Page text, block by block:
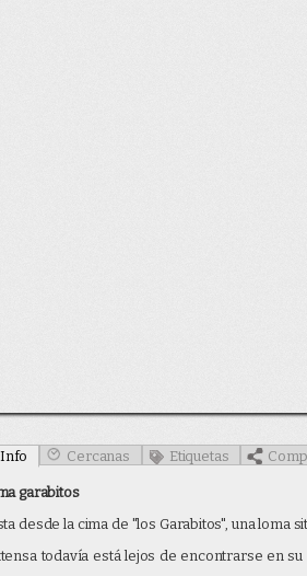
Info
garabitos
desde la cima de "los Garabitos", una loma
todavía está lejos de encontrarse en
Cercanas
: Hay
Etiquetas
: Pulsa sobre algunas de las
360 roundus8126 muela
directos